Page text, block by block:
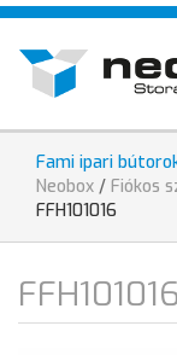
Skip
main
content
EN
Fami ipari
You
are
here
Neobox / Fiókos
FFH101016
FFH101016